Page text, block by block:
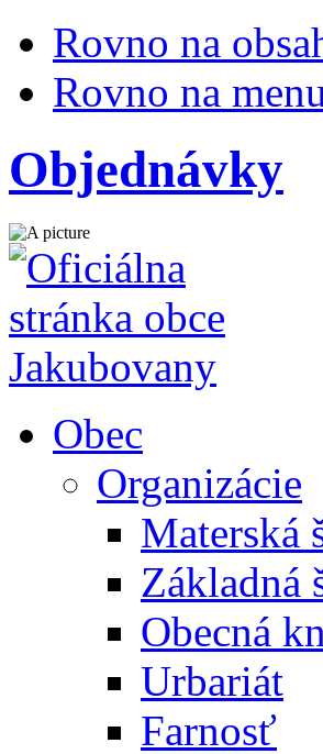
Rovno na
Rovno na
Objednávky
Obec
Organizácie
Materská
Základná
Obecná
Urbariát
Farnosť